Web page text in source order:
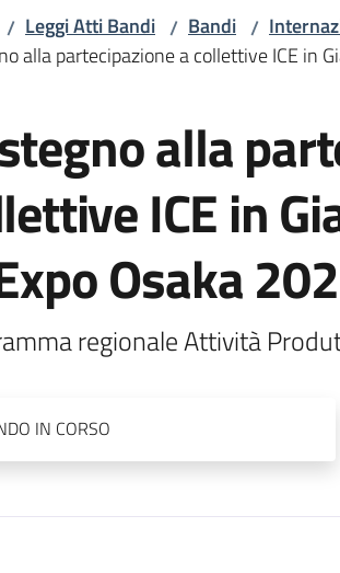
/ Leggi Atti Bandi / Bandi /
alla partecipazione a collettive ICE in
alla
ICE in
Osaka
regionale Attività
IN CORSO